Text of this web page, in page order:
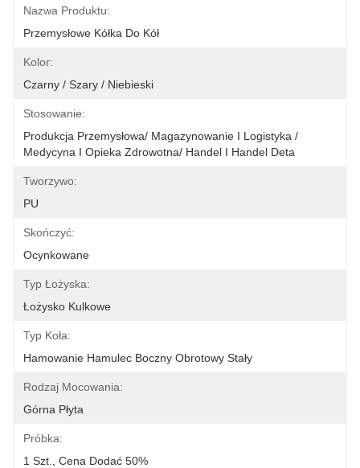
Nazwa Produktu:
Przemysłowe Kółka Do Kół
Kolor:
Czarny / Szary / Niebieski
Stosowanie:
Produkcja Przemysłowa/ Magazynowanie I Logistyka /
Medycyna I Opieka Zdrowotna/ Handel I Handel Deta
Tworzywo:
PU
Skończyć:
Ocynkowane
Typ Łożyska:
Łożysko Kulkowe
Typ Koła:
Hamowanie Hamulec Boczny Obrotowy Stały
Rodzaj Mocowania:
Górna Płyta
Próbka:
1 Szt., Cena Dodać 50%